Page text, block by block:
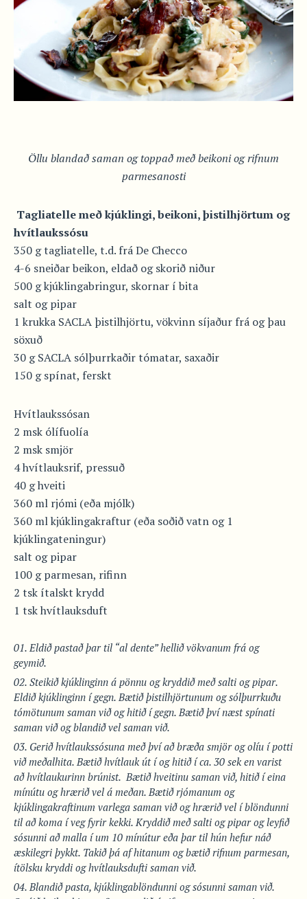
Öllu blandað saman og toppað með beikoni og rifnum
parmesanosti
Tagliatelle með kjúklingi, beikoni, þistilhjörtum og
hvítlaukssósu
350 g tagliatelle, t.d. frá De Checco
4-6 sneiðar beikon, eldað og skorið niður
500 g kjúklingabringur, skornar í bita
salt og pipar
1 krukka SACLA þistilhjörtu, vökvinn síjaður frá og þau
söxuð
30 g SACLA sólþurrkaðir tómatar, saxaðir
150 g spínat, ferskt
Hvítlaukssósan
2 msk ólífuolía
2 msk smjör
4 hvítlauksrif, pressuð
40 g hveiti
360 ml rjómi (eða mjólk)
360 ml kjúklingakraftur (eða soðið vatn og 1
kjúklingateningur)
salt og pipar
100 g parmesan, rifinn
2 tsk ítalskt krydd
1 tsk hvítlauksduft
Eldið pastað þar til “al dente” hellið vökvanum frá og
geymið.
Steikið kjúklinginn á pönnu og kryddið með salti og pipar.
Eldið kjúklinginn í gegn. Bætið þistilhjörtunum og sólþurrkuðu
tómötunum saman við og hitið í gegn. Bætið því næst spínati
saman við og blandið vel saman við.
Gerið hvítlaukssósuna með því að bræða smjör og olíu í potti
við meðalhita. Bætið hvítlauk út í og hitið í ca. 30 sek en varist
að hvítlaukurinn brúnist. Bætið hveitinu saman við, hitið í eina
mínútu og hrærið vel á meðan. Bætið rjómanum og
kjúklingakraftinum varlega saman við og hrærið vel í blöndunni
til að koma í veg fyrir kekki. Kryddið með salti og pipar og leyfið
sósunni að malla í um 10 mínútur eða þar til hún hefur náð
æskilegri þykkt. Takið þá af hitanum og bætið rifnum parmesan,
ítölsku kryddi og hvítlauksdufti saman við.
Blandið pasta, kjúklingablöndunni og sósunni saman við.